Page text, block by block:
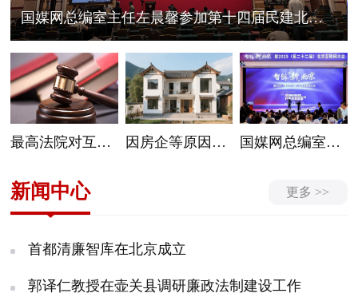
国媒网总编室主任左晨馨参加第十四届民建北大“城市发展论坛”
最高法院对互联网法院案件管辖范围作出调整完善 因房企等原因拿不到房本怎么办？多部门联动解难题 国媒网总编室主任左晨馨应邀参加智创“新”北京暨2025（第二十二届）北京互联网大会召开
新闻中心 更多 >>
首都清廉智库在北京成立
郭译仁教授在壶关县调研廉政法制建设工作